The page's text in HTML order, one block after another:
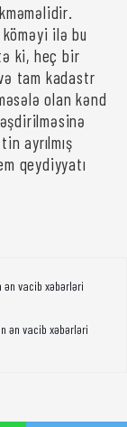
ilə bu
ki, heç bir
tam kadastr
olan kənd
ayrılmış
qeydiyyatı
ən vacib xəbərləri
ən vacib xəbərləri